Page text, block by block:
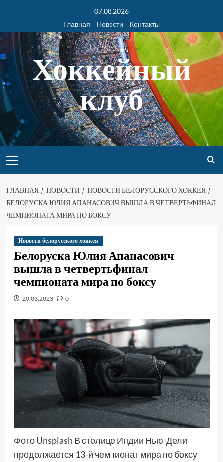
07.08.2026
Главная
Новости Контакты
Хоккейный
клуб
ГЛАВНАЯ НОВОСТИ
НОВОСТИ БЕЛОРУССКОГО ХОККЕЯ
БЕЛОРУСКА ЮЛИЯ АПАНАСОВИЧ ВЫШЛА В ЧЕТВЕРТЬФИНАЛ
ЧЕМПИОНАТА МИРА ПО БОКСУ
Новости белорусского хоккея
Белоруска Юлия Апанасович
вышла в четвертьфинал
чемпионата мира по боксу
20.03.2023 0
Фото Unsplash В столице Индии Нью-Дели
продолжается 13-й чемпионат мира по боксу